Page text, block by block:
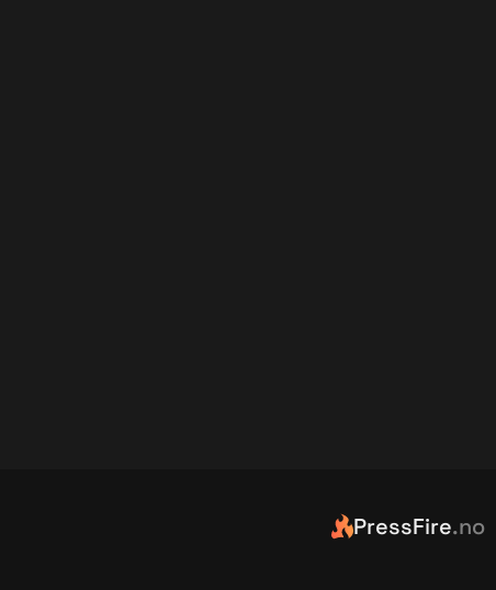
PressFire.no